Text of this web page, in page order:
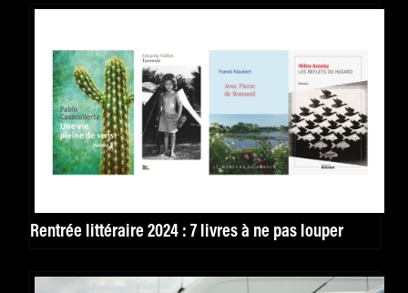
Rentrée littéraire 2024 : 7 livres à ne pas louper